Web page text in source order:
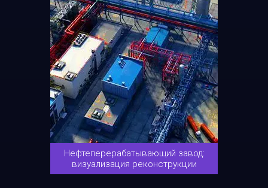
Нефтеперерабатывающий завод:
визуализация реконструкции